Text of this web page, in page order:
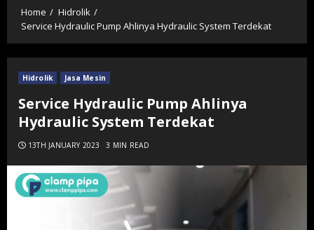
Home
Hidrolik
Service Hydraulic Pump Ahlinya Hydraulic System Terdekat
Hidrolik Jasa Mesin
Service Hydraulic Pump Ahlinya
Hydraulic System Terdekat
13TH JANUARY 2023 3 MIN READ